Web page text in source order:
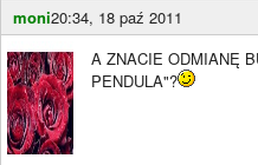
moni20:34, 18 paź 2011
A ZNACIE ODMIANĘ
PENDULA"?